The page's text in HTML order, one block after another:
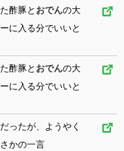
酢豚と おでんの大
に入る分でいいと
酢豚と おでんの大
に入る分でいいと
ったが、ようやく
かの一言